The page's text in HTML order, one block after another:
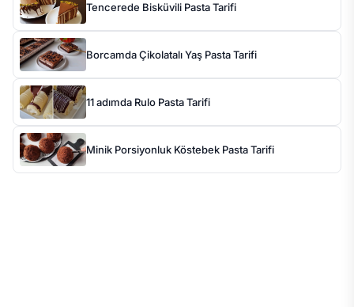
Tencerede Bisküvili Pasta Tarifi
Borcamda Çikolatalı Yaş Pasta Tarifi
11 adımda Rulo Pasta Tarifi
Minik Porsiyonluk Köstebek Pasta Tarifi